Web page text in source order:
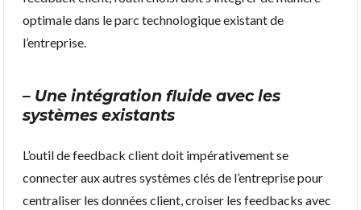
optimale dans le parc technologique existant de
l’entreprise.
– Une intégration fluide avec les
systèmes existants
L’outil de feedback client doit impérativement se
connecter aux autres systèmes clés de l’entreprise pour
centraliser les données client, croiser les feedbacks avec